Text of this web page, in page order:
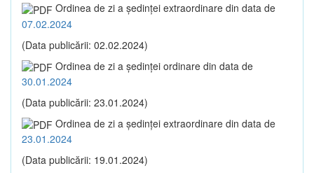
Ordinea de zi a şedinţei extraordinare din data de
07.02.2024
(Data publicării: 02.02.2024)
Ordinea de zi a şedinţei ordinare din data de
30.01.2024
(Data publicării: 23.01.2024)
Ordinea de zi a şedinţei extraordinare din data de
23.01.2024
(Data publicării: 19.01.2024)